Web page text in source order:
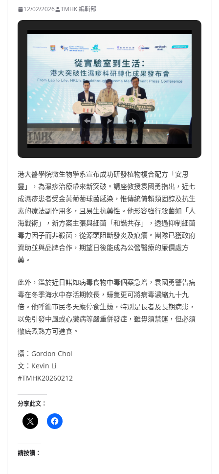
12/02/2026 TMHK 編輯部
港大醫學院微生物學系宣布成功研發植物複合配方「安思
靈」，為濕疹治療帶來新突破。講座教授袁國勇指出，近七
成濕疹患者受金黃葡萄球菌感染，惟傳統倚賴類固醇及抗生
素的療法副作用多，且易生抗藥性。他形容強行殺菌如「人
海戰術」，新方案主張與細菌「和諧共存」，透過抑制細菌
毒力因子而非殺菌，從源頭阻斷發炎及痕癢。團隊已獲政府
資助並與品牌合作，期望日後能成為公營醫療的廉價處方
藥。
此外，鑑於近日諾如病毒食物中毒個案急增，袁國勇警告病
毒在冬季海水中存活期較長，蠔隻更可將病毒濃縮九十九
倍。他呼籲市民冬天應停食生蠔，特別是長者及長期病患，
以免引發中風或心臟病等嚴重併發症，雖毋須禁運，但必須
徹底煮熟方可進食。
攝：Gordon Choi
文：Kevin Li
#TMHK20260212
分享此文：
請按讚：